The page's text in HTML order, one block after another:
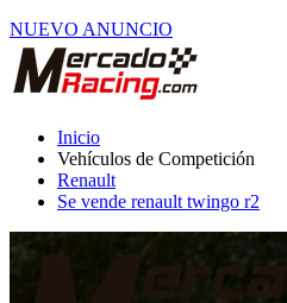
NUEVO ANUNCIO
Inicio
Vehículos de Competición
Renault
Se vende renault twingo r2